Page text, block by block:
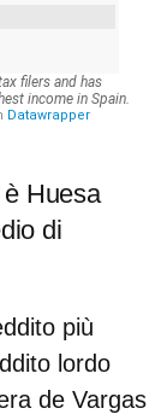
Huesa
di
più
lordo
de Vargas